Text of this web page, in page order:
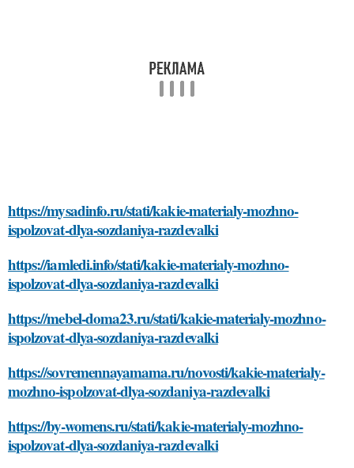
https://mysadinfo.ru/stati/kakie-materialy-mozhno-
ispolzovat-dlya-sozdaniya-razdevalki
https://iamledi.info/stati/kakie-materialy-mozhno-
ispolzovat-dlya-sozdaniya-razdevalki
https://mebel-doma23.ru/stati/kakie-materialy-mozhno-
ispolzovat-dlya-sozdaniya-razdevalki
https://sovremennayamama.ru/novosti/kakie-materialy-
mozhno-ispolzovat-dlya-sozdaniya-razdevalki
https://by-womens.ru/stati/kakie-materialy-mozhno-
ispolzovat-dlya-sozdaniya-razdevalki